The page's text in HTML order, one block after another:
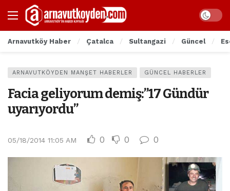
Arnavutköy Haber Çatalca Sultangazi Güncel
ARNAVUTKÖYDEN MANŞET HABERLER GÜNCEL HABERLER
Facia geliyorum demiş:”17 Gündür
uyarıyordu”
05/18/2014 11:05 AM 0 0 0